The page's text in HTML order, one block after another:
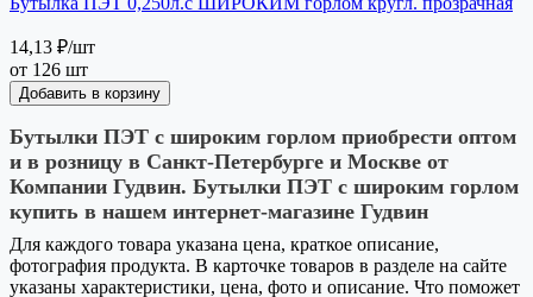
14,13 ₽/шт
от 126 шт
Добавить в корзину
Бутылки ПЭТ с широким горлом приобрести оптом
и в розницу в Санкт-Петербурге и Москве от
Компании Гудвин. Бутылки ПЭТ с широким горлом
купить в нашем интернет-магазине Гудвин
Для каждого товара указана цена, краткое описание,
фотография продукта. В карточке товаров в разделе на сайте
указаны характеристики, цена, фото и описание. Что поможет